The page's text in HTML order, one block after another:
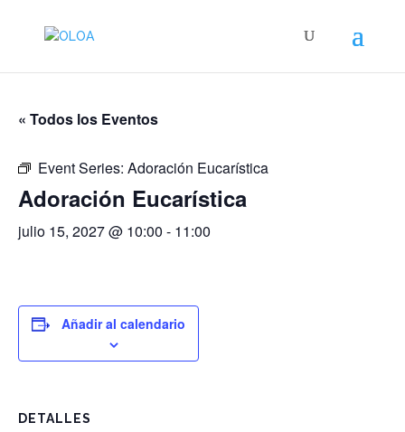
« Todos los Eventos
Event Series: Adoración Eucarística
Adoración Eucarística
julio 15, 2027 @ 10:00 - 11:00
Añadir al calendario
DETALLES